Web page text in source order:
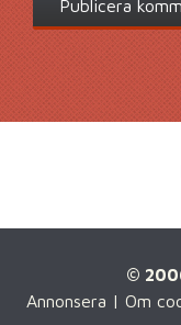
©
Annonsera | Om